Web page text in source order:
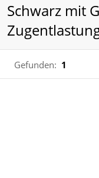
Schwarz mit
Gefunden: 1